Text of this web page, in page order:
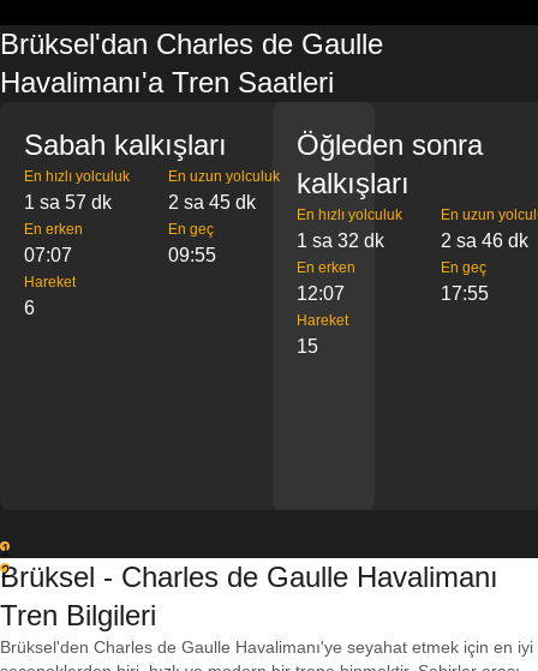
Brüksel'dan Charles de Gaulle
Havalimanı'a Tren Saatleri
Sabah kalkışları
En hızlı yolculuk
1 sa 57 dk
En uzun yolculuk
2 sa 45 dk
En erken
07:07
En geç
09:55
Hareket
6
Öğleden sonra
kalkışları
En hızlı yolculuk
1 sa 32 dk
En uzun
2 sa 46 dk
En erken
12:07
En geç
17:55
Hareket
15
1
2
Brüksel - Charles de Gaulle Havalimanı
Tren Bilgileri
Brüksel'den Charles de Gaulle Havalimanı'ye seyahat etmek için en iyi